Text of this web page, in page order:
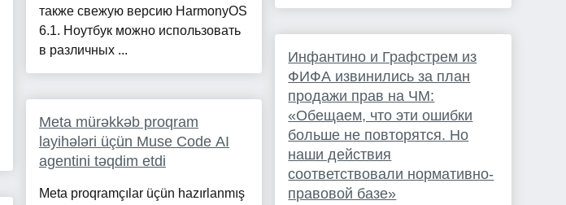
также свежую версию HarmonyOS
6.1. Ноутбук можно использовать
в различных ...
Meta mürəkkəb proqram
layihələri üçün Muse Code AI
agentini təqdim etdi
Meta proqramçılar üçün hazırlanmış
Инфантино и Графстрем из
ФИФА извинились за план
продажи прав на ЧМ:
«Обещаем, что эти ошибки
больше не повторятся. Но
наши действия
соответствовали нормативно-
правовой базе»